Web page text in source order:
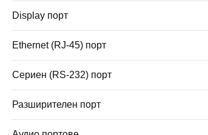
Display порт
Ethernet (RJ-45) порт
Сериен (RS-232) порт
Разширителен порт